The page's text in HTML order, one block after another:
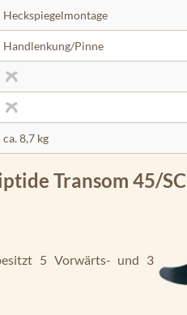
Heckspiegelmontage
Handlenkung/Pinne
ca. 8,7 kg
Transom 45/SC
5 Vorwärts- und 3